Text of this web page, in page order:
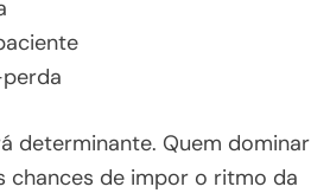
determinante. Quem dominar
chances de impor o ritmo da